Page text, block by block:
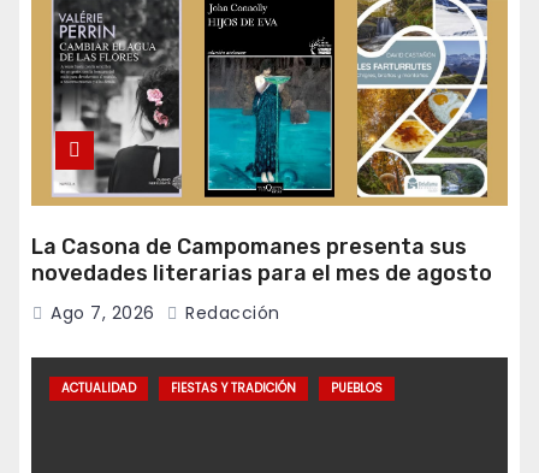
La Casona de Campomanes presenta sus
novedades literarias para el mes de agosto
Ago 7, 2026 Redacción
ACTUALIDAD FIESTAS Y TRADICIÓN PUEBLOS